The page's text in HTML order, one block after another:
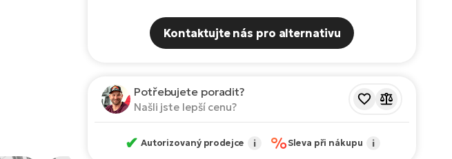
Kontaktujte nás pro alternativu
Potřebujete poradit?
Našli jste lepší cenu?
✔ Autorizovaný prodejce i %Sleva při nákupu i